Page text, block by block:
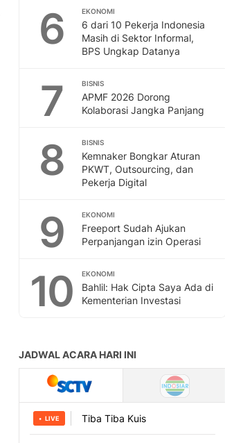
6 EKONOMI
6 dari 10 Pekerja Indonesia
Masih di Sektor Informal,
BPS Ungkap Datanya
7 BISNIS
APMF 2026 Dorong
Kolaborasi Jangka Panjang
8 BISNIS
Kemnaker Bongkar Aturan
PKWT, Outsourcing, dan
Pekerja Digital
9 EKONOMI
Freeport Sudah Ajukan
Perpanjangan izin Operasi
10 EKONOMI
Bahlil: Hak Cipta Saya Ada di
Kementerian Investasi